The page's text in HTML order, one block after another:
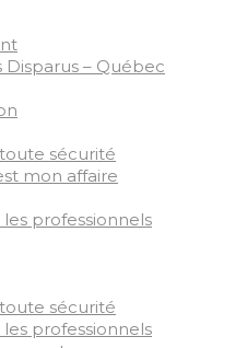
Disparus – Québec
sécurité
mon affaire
professionnels
sécurité
professionnels